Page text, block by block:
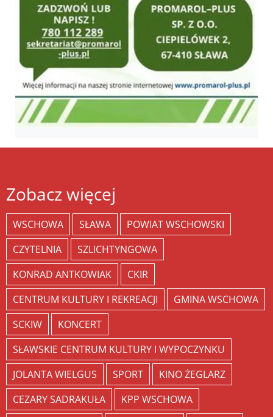
Zobacz więcej
WSCHOWA SŁAWA
POWIAT WSCHOWSKI
CZYTELNIA
SZLICHTYNGOWA
KONRAD ANTKOWIAK
CKIR
CENTRUM KULTURY I REKREACJI
GMINA WSCHOWA
SCKIW
KONCERT
SŁAWSKIE CENTRUM KULTURY I WYPOCZYNKU
JOLANTA WIELGUS
SPORT
KINO ŻEGLARZ
CEZARY SADRAKUŁA
KPP WSCHOWA